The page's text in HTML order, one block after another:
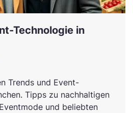
Technologie in
Trends und Event-
Tipps zu nachhaltigen
und beliebten